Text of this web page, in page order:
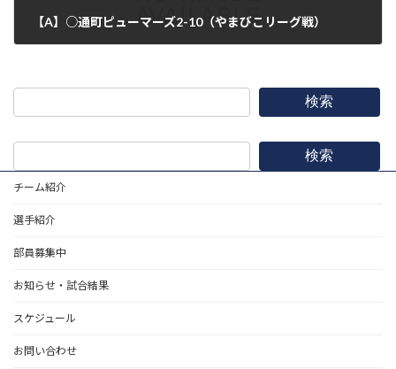
【A】○通町ピューマーズ2-10（やまびこリーグ戦）
検索
検索
チーム紹介
選手紹介
部員募集中
お知らせ・試合結果
スケジュール
お問い合わせ